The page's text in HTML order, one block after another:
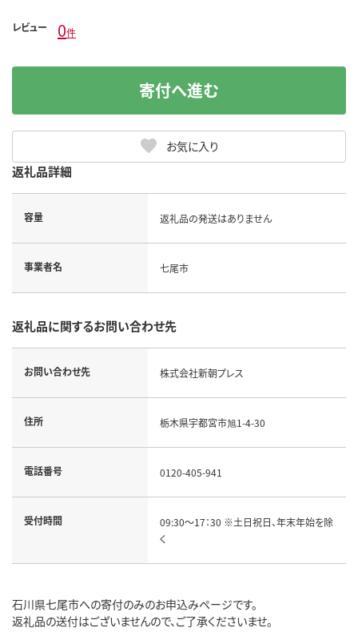
レビュー 0件
お気に入り
寄付へ進む
返礼品詳細
容量 返礼品の発送はありません
事業者名 七尾市
返礼品に関するお問い合わせ先
お問い合わせ先 株式会社新朝プレス
住所 栃木県宇都宮市旭1-4-30
電話番号 0120-405-941
受付時間
09:30～17：30 ※土日祝日、年末年始を除
く
石川県七尾市への寄付のみのお申込みページです。
返礼品の送付はございませんので、ご了承くださいませ。